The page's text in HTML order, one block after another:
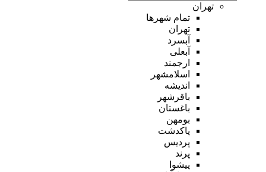
تهران
تمام شهر‌ها
تهران
آبسرد
آبعلی
ارجمند
اسلامشهر
اندیشه
باقرشهر
باغستان
بومهن
پاکدشت
پردیس
پرند
پیشوا